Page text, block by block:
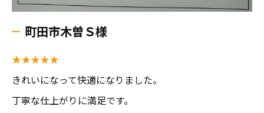
町田市木曽Ｓ様
★★★★★
きれいになって快適になりました。
丁寧な仕上がりに満足です。